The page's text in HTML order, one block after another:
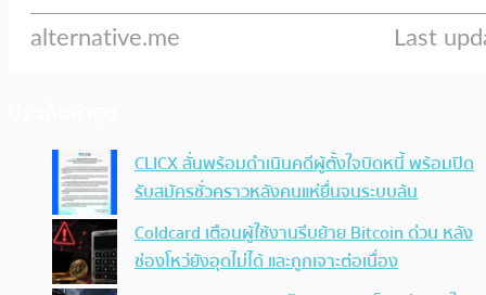
CLICX ลั่นพร้อมดำเนินคดีผู้ตั้งใจบิดหนี้ พร้อมปิด
รับสมัครชั่วคราวหลังคนแห่ยื่นจนระบบล้น
Coldcard เตือนผู้ใช้งานรีบย้าย Bitcoin ด่วน หลัง
ช่องโหว่ยังอุดไม่ได้ และถูกเจาะต่อเนื่อง